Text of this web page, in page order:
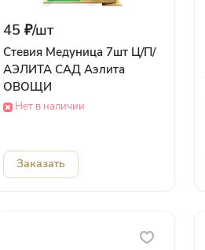
45 ₽/шт
Стевия Медуница 7шт Ц/П/
АЭЛИТА САД Аэлита
ОВОЩИ
Нет в наличии
Заказать